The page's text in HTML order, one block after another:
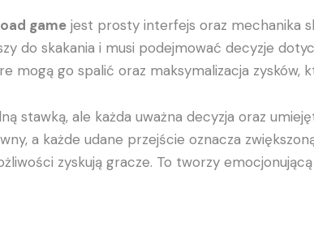
game jest prosty interfejs oraz mechanika
do skakania i musi podejmować decyzje
mogą go spalić oraz maksymalizacja zysków,
stawką, ale każda uważna decyzja oraz
a każde udane przejście oznacza
zyskują gracze. To tworzy